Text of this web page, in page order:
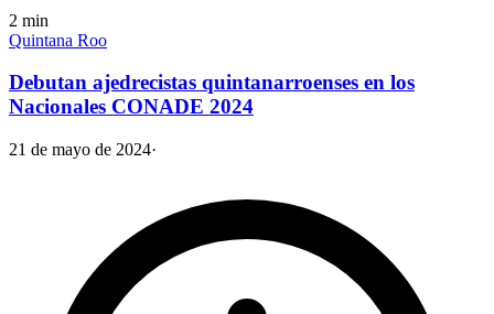
2 min
Quintana Roo
Debutan ajedrecistas quintanarroenses en los
Nacionales CONADE 2024
21 de mayo de 2024·